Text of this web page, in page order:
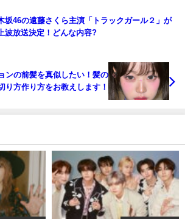
坂46の遠藤さくら主演「トラックガール２」が
波放送決定！どんな内容?
ンの前髪を真似したい！髪の
り方作り方をお教えします！